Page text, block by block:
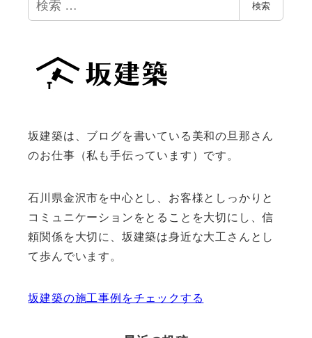
索
検索
坂建築は、ブログを書いている美和の旦那さん
のお仕事（私も手伝っています）です。
石川県金沢市を中心とし、お客様としっかりと
コミュニケーションをとることを大切にし、信
頼関係を大切に、坂建築は身近な大工さんとし
て歩んでいます。
坂建築の施工事例をチェックする